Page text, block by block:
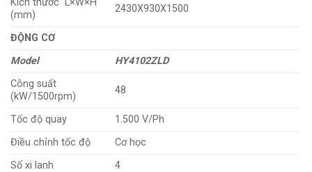
Kích thước L×W×H
(mm)
2430X930X1500
ĐỘNG CƠ
Model
HY4102ZLD
Công suất
(kW/1500rpm)
48
Tốc độ quay
1.500 V/Ph
Điều chỉnh tốc độ
Cơ học
Số xi lanh
4